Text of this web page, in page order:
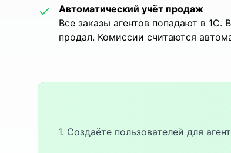
Автоматический учёт продаж
Все заказы агентов попадают в 1С.
продал. Комиссии считаются
1. Создаёте пользователей для